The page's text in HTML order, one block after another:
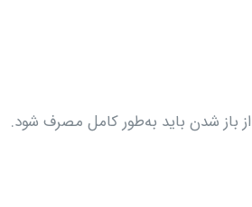
باز شدن باید به‌طور کامل مصرف شود.